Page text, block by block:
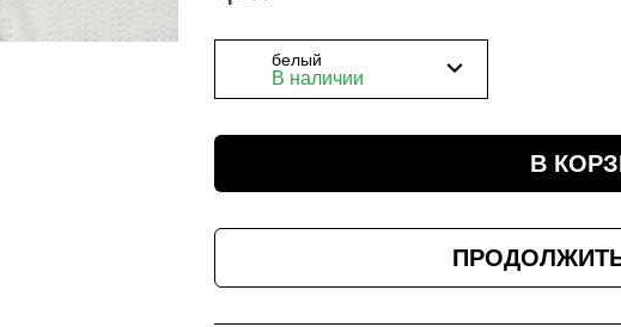
белый
В наличии
В